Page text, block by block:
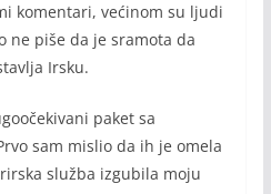
komentari, većinom su ljudi
ne piše da je sramota da
Irsku.
paket sa
sam mislio da ih je omela
služba izgubila moju